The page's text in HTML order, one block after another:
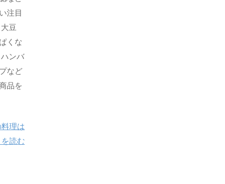
注目
豆
くな
ンバ
など
品を
理は
読む